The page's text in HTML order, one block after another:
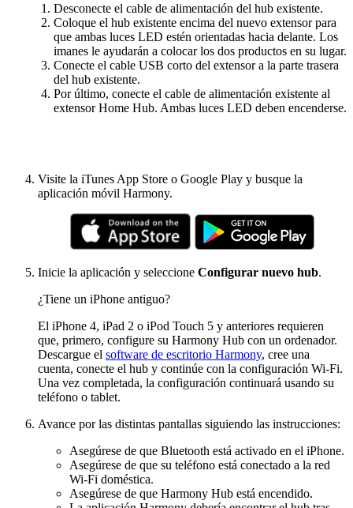
Desconecte el cable de alimentación del hub existente.
Coloque el hub existente encima del nuevo extensor para
que ambas luces LED estén orientadas hacia delante. Los
imanes le ayudarán a colocar los dos productos en su lugar.
Conecte el cable USB corto del extensor a la parte trasera
del hub existente.
Por último, conecte el cable de alimentación existente al
extensor Home Hub. Ambas luces LED deben encenderse.
Visite la iTunes App Store o Google Play y busque la
aplicación móvil Harmony.
Inicie la aplicación y seleccione Configurar nuevo hub.
¿Tiene un iPhone antiguo?
El iPhone 4, iPad 2 o iPod Touch 5 y anteriores requieren
que, primero, configure su Harmony Hub con un ordenador.
Descargue el software de escritorio Harmony, cree una
cuenta, conecte el hub y continúe con la configuración Wi-Fi.
Una vez completada, la configuración continuará usando su
teléfono o tablet.
Avance por las distintas pantallas siguiendo las instrucciones:
Asegúrese de que Bluetooth está activado en el iPhone.
Asegúrese de que su teléfono está conectado a la red
Wi-Fi doméstica.
Asegúrese de que Harmony Hub está encendido.